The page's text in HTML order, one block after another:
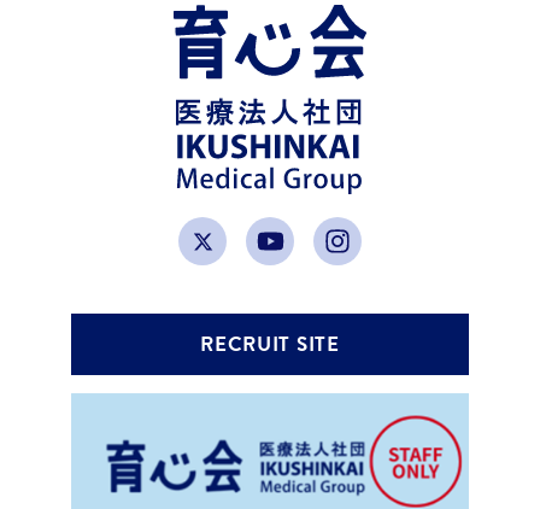
RECRUIT SITE